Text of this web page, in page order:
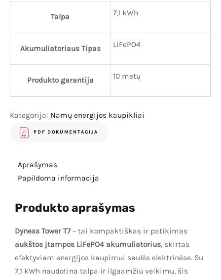
Talpa 7,1 kWh
Akumuliatoriaus Tipas LiFePO4
Produkto garantija 10 metų
Kategorija: Namų energijos kaupikliai
PDF DOKUMENTACIJA
Aprašymas
Papildoma informacija
Produkto aprašymas
Dyness Tower T7– tai kompaktiškas ir patikimas
aukštos įtampos LiFePO4 akumuliatorius, skirtas
efektyviam energijos kaupimui saulės elektrinėse. Su
7,1 kWh naudotina talpa ir ilgaamžiu veikimu, šis